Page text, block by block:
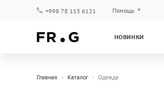
+998 78 113 6121 Помощь
НОВИНКИ
Главная Каталог Одежда